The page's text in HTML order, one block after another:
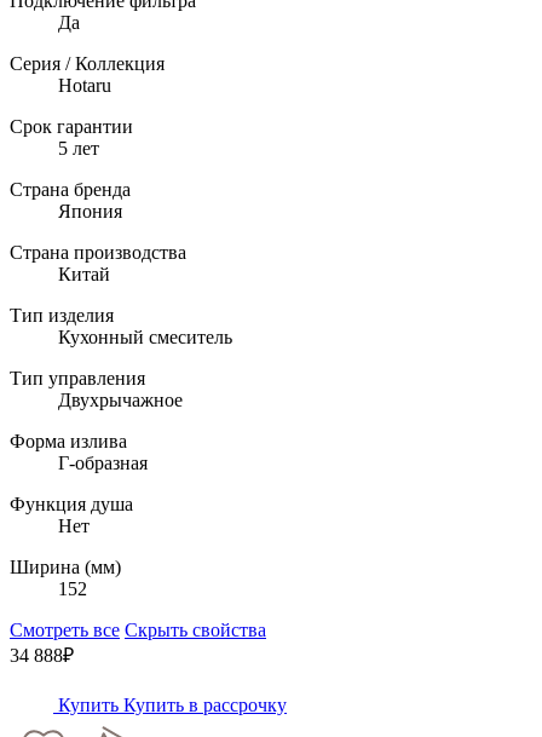
Да
Серия / Коллекция
Hotaru
Срок гарантии
5 лет
Страна бренда
Япония
Страна производства
Китай
Тип изделия
Кухонный смеситель
Тип управления
Двухрычажное
Форма излива
Г-образная
Функция душа
Нет
Ширина (мм)
152
Смотреть все Скрыть свойства
34 888₽
Купить Купить в рассрочку